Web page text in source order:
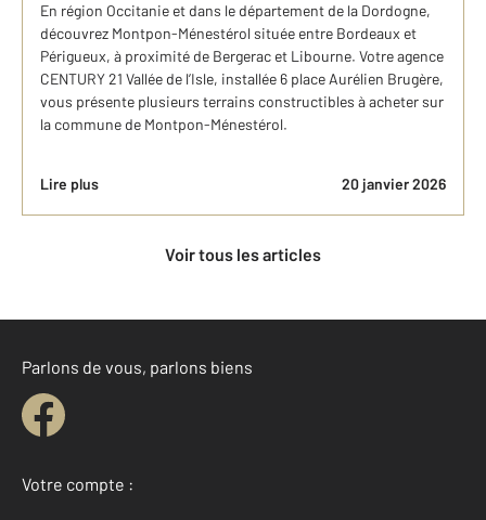
En région Occitanie et dans le département de la Dordogne,
découvrez Montpon-Ménestérol située entre Bordeaux et
Périgueux, à proximité de Bergerac et Libourne. Votre agence
CENTURY 21 Vallée de l’Isle, installée 6 place Aurélien Brugère,
vous présente plusieurs terrains constructibles à acheter sur
la commune de Montpon-Ménestérol.
Lire plus 20 janvier 2026
Voir tous les articles
Parlons de vous, parlons biens
Votre compte :